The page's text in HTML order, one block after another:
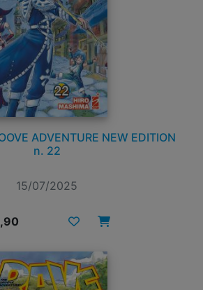
ADVENTURE NEW EDITION
n. 22
15/07/2025